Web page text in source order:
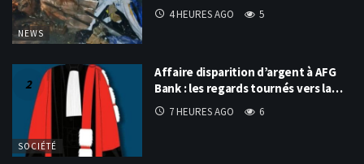
NEWS
4 HEURES AGO 5
SOCIÉTÉ
Affaire disparition d’argent à AFG
Bank : les regards tournés vers la…
7 HEURES AGO 6